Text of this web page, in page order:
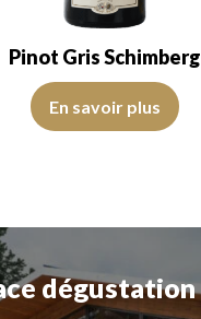
Pinot Gris Schimberg
En savoir plus
dégustation